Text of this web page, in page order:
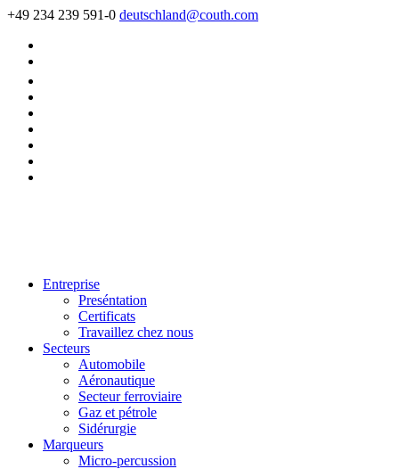
+49 234 239 591-0 deutschland@couth.com
Entreprise
Preséntation
Certificats
Travaillez chez nous
Secteurs
Automobile
Aéronautique
Secteur ferroviaire
Gaz et pétrole
Sidérurgie
Marqueurs
Micro-percussion